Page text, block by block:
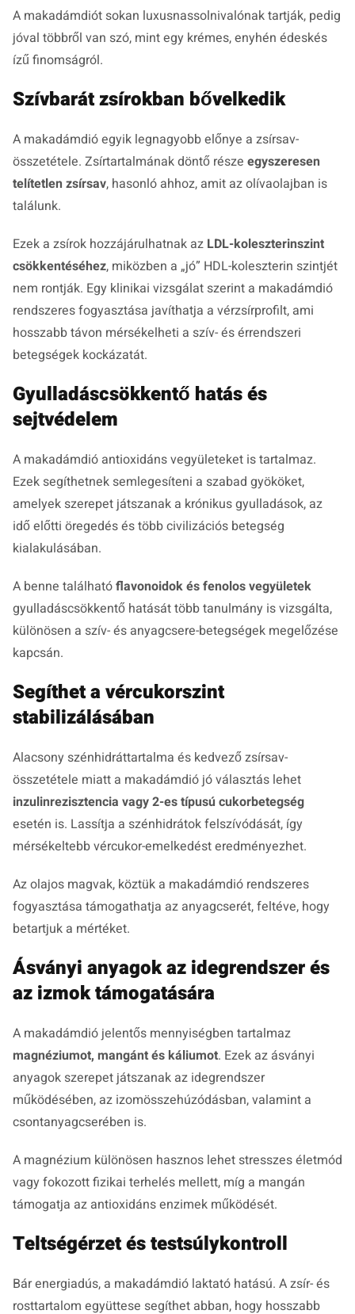
A makadámdiót sokan luxusnassolnivalónak tartják, pedig
jóval többről van szó, mint egy krémes, enyhén édeskés
ízű finomságról.
Szívbarát zsírokban bővelkedik
A makadámdió egyik legnagyobb előnye a zsírsav-
összetétele. Zsírtartalmának döntő része egyszeresen
telítetlen zsírsav, hasonló ahhoz, amit az olívaolajban is
találunk.
Ezek a zsírok hozzájárulhatnak az LDL-koleszterinszint
csökkentéséhez, miközben a „jó” HDL-koleszterin szintjét
nem rontják. Egy klinikai vizsgálat szerint a makadámdió
rendszeres fogyasztása javíthatja a vérzsírprofilt, ami
hosszabb távon mérsékelheti a szív- és érrendszeri
betegségek kockázatát.
Gyulladáscsökkentő hatás és
sejtvédelem
A makadámdió antioxidáns vegyületeket is tartalmaz.
Ezek segíthetnek semlegesíteni a szabad gyököket,
amelyek szerepet játszanak a krónikus gyulladások, az
idő előtti öregedés és több civilizációs betegség
kialakulásában.
A benne találhatóflavonoidok és fenolos vegyületek
gyulladáscsökkentő hatását több tanulmány is vizsgálta,
különösen a szív- és anyagcsere-betegségek megelőzése
kapcsán.
Segíthet a vércukorszint
stabilizálásában
Alacsony szénhidráttartalma és kedvező zsírsav-
összetétele miatt a makadámdió jó választás lehet
inzulinrezisztencia vagy 2-es típusú cukorbetegség
esetén is. Lassítja a szénhidrátok felszívódását, így
mérsékeltebb vércukor-emelkedést eredményezhet.
Az olajos magvak, köztük a makadámdió rendszeres
fogyasztása támogathatja az anyagcserét, feltéve, hogy
betartjuk a mértéket.
Ásványi anyagok az idegrendszer és
az izmok támogatására
A makadámdió jelentős mennyiségben tartalmaz
magnéziumot, mangánt és káliumot. Ezek az ásványi
anyagok szerepet játszanak az idegrendszer
működésében, az izomösszehúzódásban, valamint a
csontanyagcserében is.
A magnézium különösen hasznos lehet stresszes életmód
vagy fokozott fizikai terhelés mellett, míg a mangán
támogatja az antioxidáns enzimek működését.
Teltségérzet és testsúlykontroll
Bár energiadús, a makadámdió laktató hatású. A zsír- és
rosttartalom együttese segíthet abban, hogy hosszabb